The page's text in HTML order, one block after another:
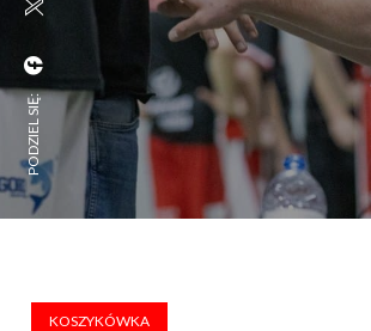
PODZIEL SIĘ:
KOSZYKÓWKA